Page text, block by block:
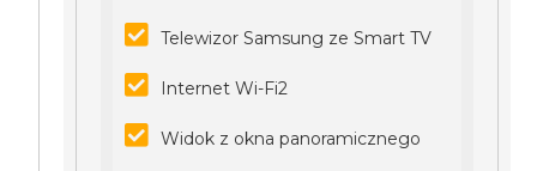
Telewizor Samsung ze Smart TV
Internet Wi-Fi2
Widok z okna panoramicznego